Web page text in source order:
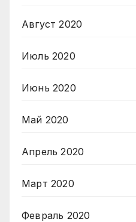
Август 2020
Июль 2020
Июнь 2020
Май 2020
Апрель 2020
Март 2020
Февраль 2020